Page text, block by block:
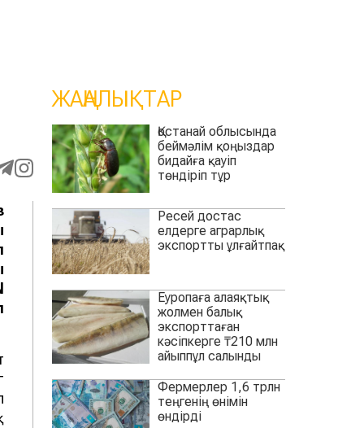
ЖАҢАЛЫҚТАР
Қостанай облысында
беймәлім қоңыздар
бидайға қауіп
төндіріп тұр
Ресей достас
елдерге аграрлық
экспортты ұлғайтпақ
Еуропаға алаяқтық
жолмен балық
экспорттаған
кәсіпкерге ₸210 млн
айыппұл салынды
Фермерлер 1,6 трлн
теңгенің өнімін
өндірді